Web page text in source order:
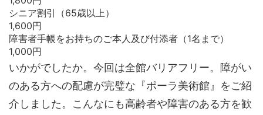
シニア割引（65歳以上）
1,600円
障害者手帳をお持ちのご本人及び付添者（1名まで）
1,000円
いかがでしたか。今回は全館バリアフリー。障がい
のある方への配慮が完璧な『ポーラ美術館』をご紹
介しました。こんなにも高齢者や障害のある方を歓